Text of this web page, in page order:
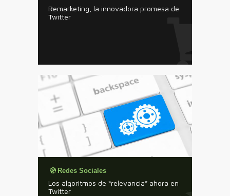
Remarketing, la innovadora promesa de
Twitter
Redes Sociales
Los algoritmos de “relevancia” ahora en
Twitter